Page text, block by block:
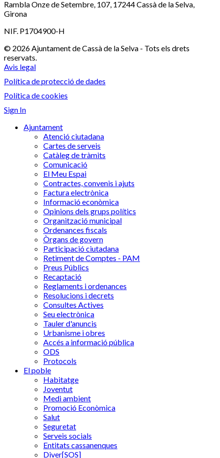
Rambla Onze de Setembre, 107, 17244 Cassà de la Selva,
Girona
NIF. P1704900-H
© 2026 Ajuntament de Cassà de la Selva - Tots els drets
reservats.
Avis legal
Política de protecció de dades
Política de cookies
Sign In
Ajuntament
Atenció ciutadana
Cartes de serveis
Catàleg de tràmits
Comunicació
El Meu Espai
Contractes, convenis i ajuts
Factura electrònica
Informació econòmica
Opinions dels grups polítics
Organització municipal
Ordenances fiscals
Òrgans de govern
Participació ciutadana
Retiment de Comptes - PAM
Preus Públics
Recaptació
Reglaments i ordenances
Resolucions i decrets
Consultes Actives
Seu electrònica
Tauler d'anuncis
Urbanisme i obres
Accés a informació pública
ODS
Protocols
El poble
Habitatge
Joventut
Medi ambient
Promoció Econòmica
Salut
Seguretat
Serveis socials
Entitats cassanenques
Diver[SOS]